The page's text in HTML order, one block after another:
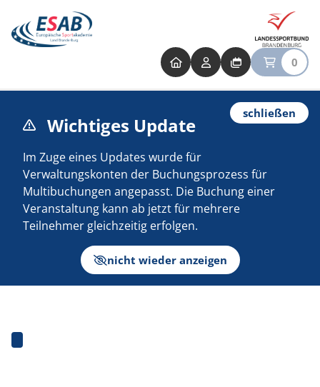
0
schließen
Wichtiges Update
Im Zuge eines Updates wurde für
Verwaltungskonten der Buchungsprozess für
Multibuchungen angepasst. Die Buchung einer
Veranstaltung kann ab jetzt für mehrere
Teilnehmer gleichzeitig erfolgen.
nicht wieder anzeigen